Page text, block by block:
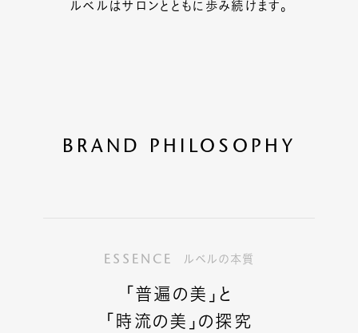
ルベルはサロンとともに歩み続けます。
BRAND PHILOSOPHY
ESSENCE ルベルの本質
「普遍の美」と
「時流の美」の探究